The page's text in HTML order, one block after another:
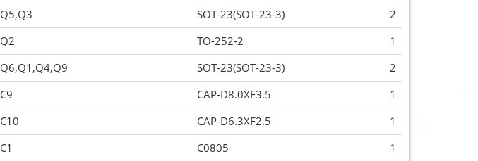
Q5,Q3 SOT-23(SOT-23-3)
2
Q2 TO-252-2
1
Q6,Q1,Q4,Q9 SOT-23(SOT-23-3)
2
C9 CAP-D8.0XF3.5
1
C10 CAP-D6.3XF2.5
1
C1 C0805 1